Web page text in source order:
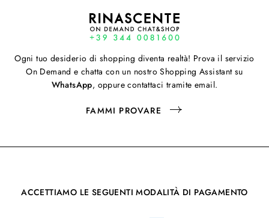
Ogni tuo desiderio di shopping diventa realtà! Prova il servizio
On Demand e chatta con un nostro Shopping Assistant su
WhatsApp, oppure contattaci tramite email.
FAMMI PROVARE
ACCETTIAMO LE SEGUENTI MODALITÀ DI PAGAMENTO